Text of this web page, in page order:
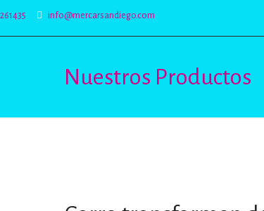
info@mercarsandiego.com
Nuestros Productos